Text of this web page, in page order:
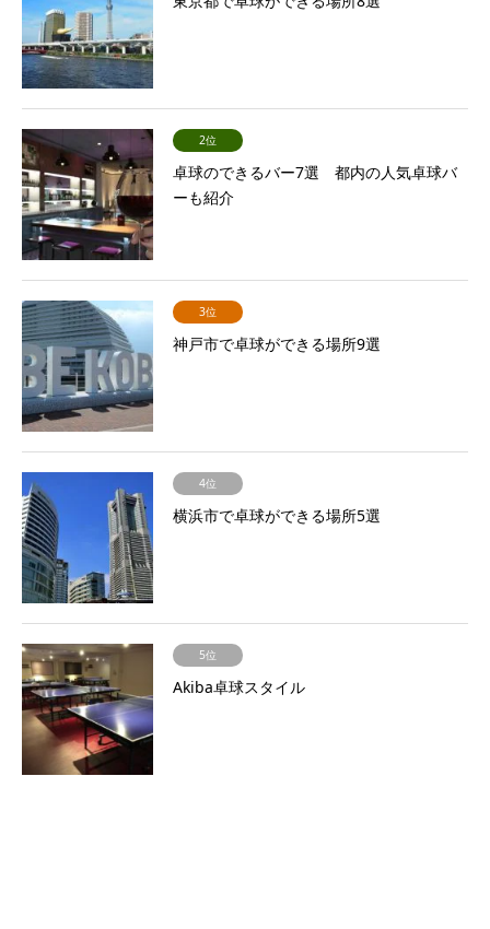
2位
卓球のできるバー7選 都内の人気卓球バ
ーも紹介
3位
神戸市で卓球ができる場所9選
4位
横浜市で卓球ができる場所5選
5位
Akiba卓球スタイル